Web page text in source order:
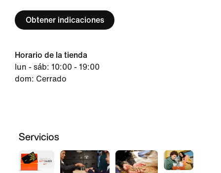
Obtener indicaciones
Horario de la tienda
lun - sáb: 10:00 - 19:00
dom: Cerrado
Servicios